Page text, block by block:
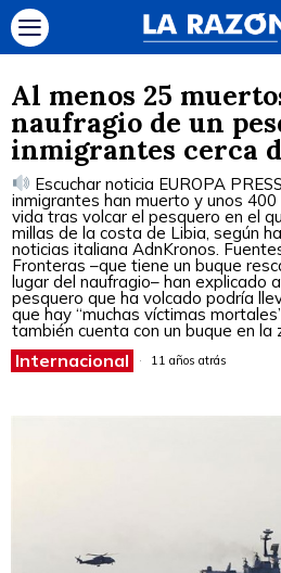
Al menos 25
naufragio de un
inmigrantes cerca
Escuchar noticia EUROPA
inmigrantes han muerto y unos
vida tras volcar el pesquero en el
millas de la costa de Libia, según
noticias italiana AdnKronos.
Fronteras –que tiene un buque
lugar del naufragio– han explicado
pesquero que ha volcado podría
que hay “muchas víctimas
también cuenta con un buque en la
Internacional 11 años atrás